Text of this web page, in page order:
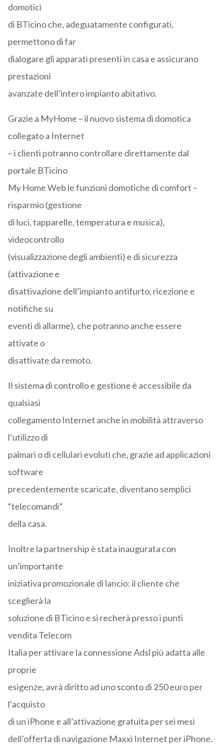
domotici
di BTicino che, adeguatamente configurati,
permettono di far
dialogare gli apparati presenti in casa e assicurano
prestazioni
avanzate dell’intero impianto abitativo.
Grazie a MyHome – il nuovo sistema di domotica
collegato a Internet
– i clienti potranno controllare direttamente dal
portale BTicino
My Home Web le funzioni domotiche di comfort –
risparmio (gestione
di luci, tapparelle, temperatura e musica),
videocontrollo
(visualizzazione degli ambienti) e di sicurezza
(attivazione e
disattivazione dell’impianto antifurto, ricezione e
notifiche su
eventi di allarme), che potranno anche essere
attivate o
disattivate da remoto.
Il sistema di controllo e gestione è accessibile da
qualsiasi
collegamento Internet anche in mobilità attraverso
l’utilizzo di
palmari o di cellulari evoluti che, grazie ad applicazioni
software
precedentemente scaricate, diventano semplici
“telecomandi”
della casa.
Inoltre la partnership è stata inaugurata con
un’importante
iniziativa promozionale di lancio: il cliente che
sceglierà la
soluzione di BTicino e si recherà presso i punti
vendita Telecom
Italia per attivare la connessione Adsl più adatta alle
proprie
esigenze, avrà diritto ad uno sconto di 250 euro per
l’acquisto
di un iPhone e all’attivazione gratuita per sei mesi
dell’offerta di navigazione Maxxi Internet per iPhone.